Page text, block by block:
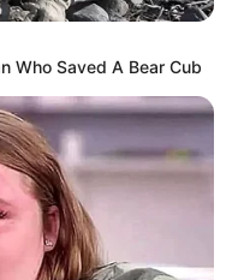
Who Saved A Bear Cub